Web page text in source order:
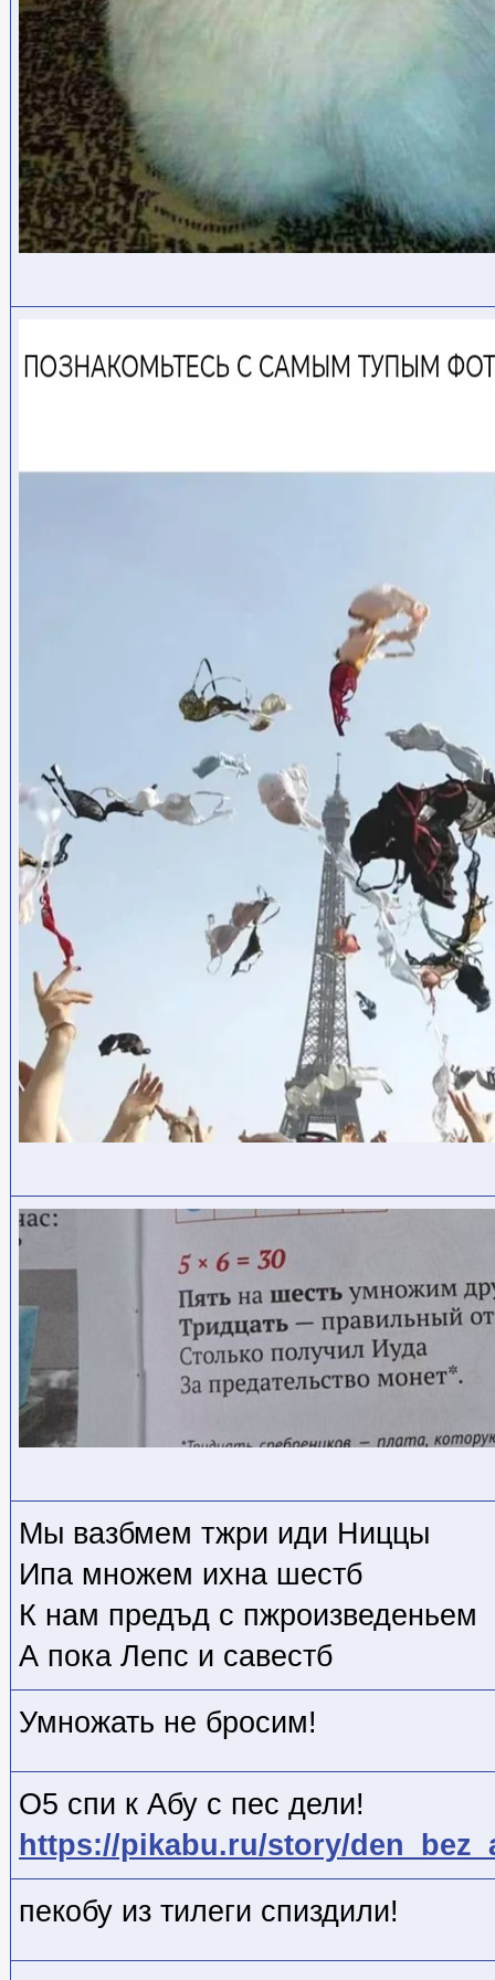
Мы вазбмем тжри иди Ниццы
Ипа множем ихна шестб
К нам предъд с пжроизведеньем
А пока Лепс и савестб
Умножать не бросим!
О5 спи к Абу с пес дели!
https://pikabu.ru/story/
пекобу из тилеги спиздили!